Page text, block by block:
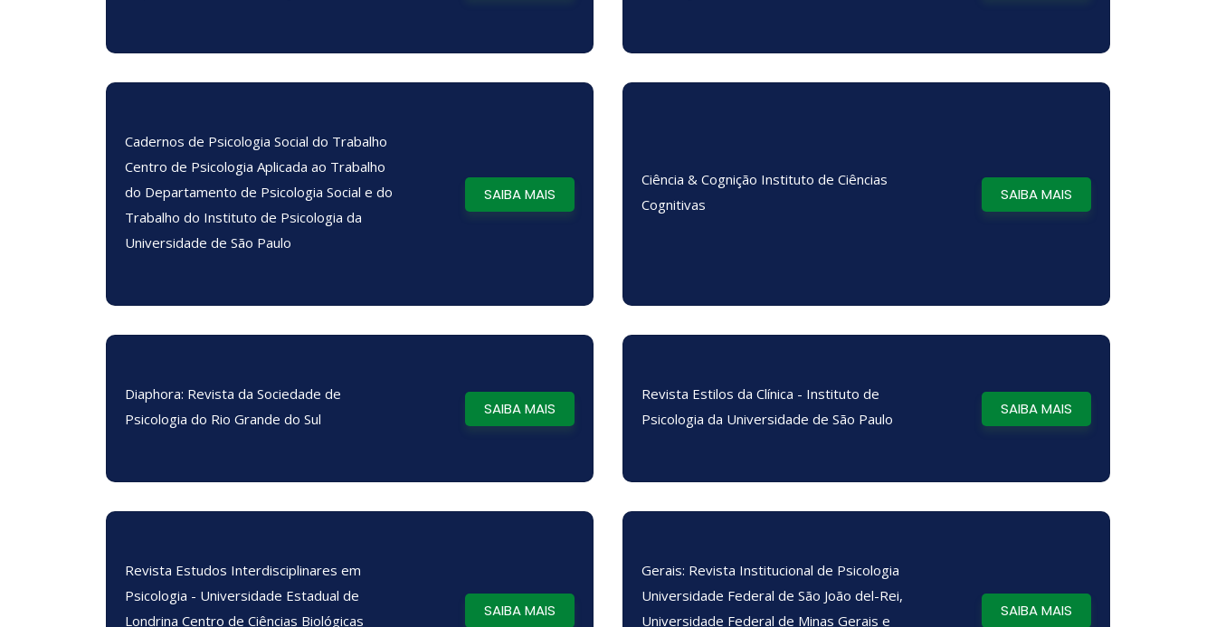
Cadernos de Psicologia Social do Trabalho
Centro de Psicologia Aplicada ao Trabalho
do Departamento de Psicologia Social e do
Trabalho do Instituto de Psicologia da
Universidade de São Paulo
SAIBA MAIS
Ciência & Cognição Instituto de Ciências
Cognitivas
SAIBA MAIS
Diaphora: Revista da Sociedade de
Psicologia do Rio Grande do Sul
SAIBA MAIS
Revista Estilos da Clínica - Instituto de
Psicologia da Universidade de São Paulo
SAIBA MAIS
Revista Estudos Interdisciplinares em
Psicologia - Universidade Estadual de
Londrina Centro de Ciências Biológicas
SAIBA MAIS
Gerais: Revista Institucional de Psicologia
Universidade Federal de São João del-Rei,
Universidade Federal de Minas Gerais e
SAIBA MAIS